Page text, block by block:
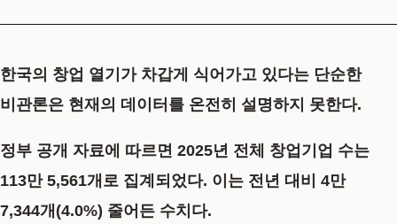
한국의 창업 열기가 차갑게 식어가고 있다는 단순한
비관론은 현재의 데이터를 온전히 설명하지 못한다.
정부 공개 자료에 따르면 2025년 전체 창업기업 수는
113만 5,561개로 집계되었다. 이는 전년 대비 4만
7,344개(4.0%) 줄어든 수치다.